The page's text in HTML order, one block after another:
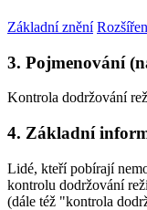
Základní znění
3. Pojmenování
Kontrola dodržování
4. Základní
Lidé, kteří pobírají
kontrolu dodržování
(dále též "kontrola